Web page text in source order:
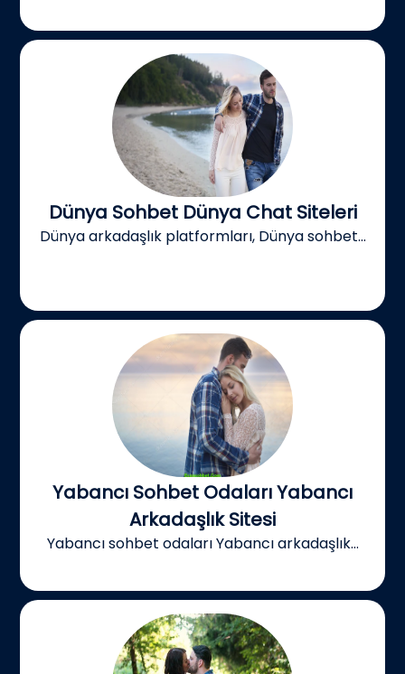
Dünya Sohbet Dünya Chat Siteleri
Dünya arkadaşlık platformları, Dünya sohbet...
Yabancı Sohbet Odaları Yabancı
Arkadaşlık Sitesi
Yabancı sohbet odaları Yabancı arkadaşlık...